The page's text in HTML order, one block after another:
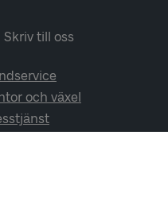
Skriv till oss
och växel